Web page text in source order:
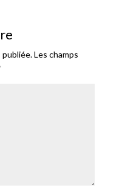
publiée.Les champs